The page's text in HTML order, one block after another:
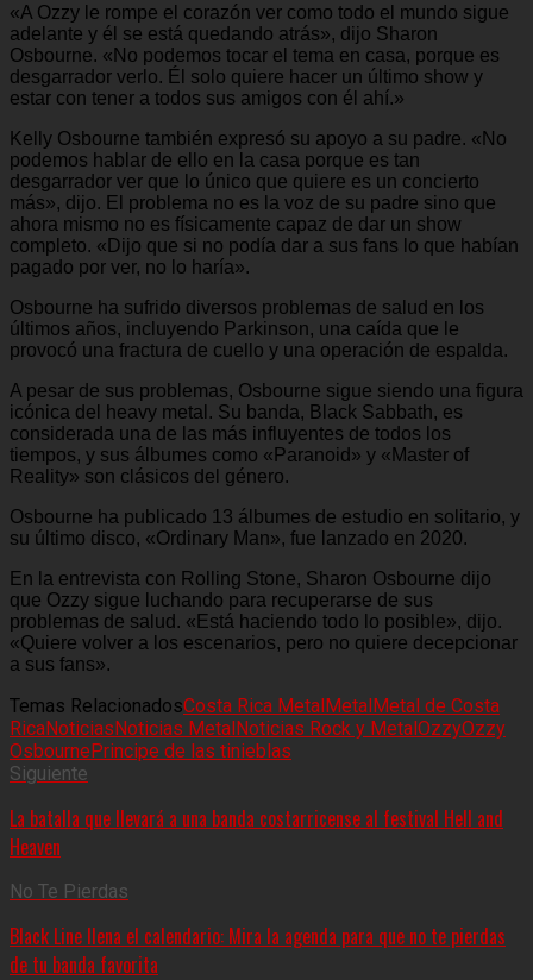
«A Ozzy le rompe el corazón ver como todo el mundo sigue
adelante y él se está quedando atrás», dijo Sharon
Osbourne. «No podemos tocar el tema en casa, porque es
desgarrador verlo. Él solo quiere hacer un último show y
estar con tener a todos sus amigos con él ahí.»
Kelly Osbourne también expresó su apoyo a su padre. «No
podemos hablar de ello en la casa porque es tan
desgarrador ver que lo único que quiere es un concierto
más», dijo. El problema no es la voz de su padre sino que
ahora mismo no es físicamente capaz de dar un show
completo. «Dijo que si no podía dar a sus fans lo que habían
pagado por ver, no lo haría».
Osbourne ha sufrido diversos problemas de salud en los
últimos años, incluyendo Parkinson, una caída que le
provocó una fractura de cuello y una operación de espalda.
A pesar de sus problemas, Osbourne sigue siendo una figura
icónica del heavy metal. Su banda, Black Sabbath, es
considerada una de las más influyentes de todos los
tiempos, y sus álbumes como «Paranoid» y «Master of
Reality» son clásicos del género.
Osbourne ha publicado 13 álbumes de estudio en solitario, y
su último disco, «Ordinary Man», fue lanzado en 2020.
En la entrevista con Rolling Stone, Sharon Osbourne dijo
que Ozzy sigue luchando para recuperarse de sus
problemas de salud. «Está haciendo todo lo posible», dijo.
«Quiere volver a los escenarios, pero no quiere decepcionar
a sus fans».
Temas RelacionadosCosta Rica MetalMetalMetal de Costa
RicaNoticiasNoticias MetalNoticias Rock y MetalOzzyOzzy
OsbournePrincipe de las tinieblas
Siguiente
La batalla que llevará a una banda costarricense al festival Hell and
Heaven
No Te Pierdas
Black Line llena el calendario: Mira la agenda para que no te pierdas
de tu banda favorita